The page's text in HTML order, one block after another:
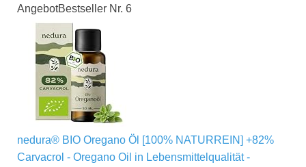
AngebotBestseller Nr. 6
nedura® BIO Oregano Öl [100% NATURREIN] +82%
Carvacrol - Oregano Oil in Lebensmittelqualität -